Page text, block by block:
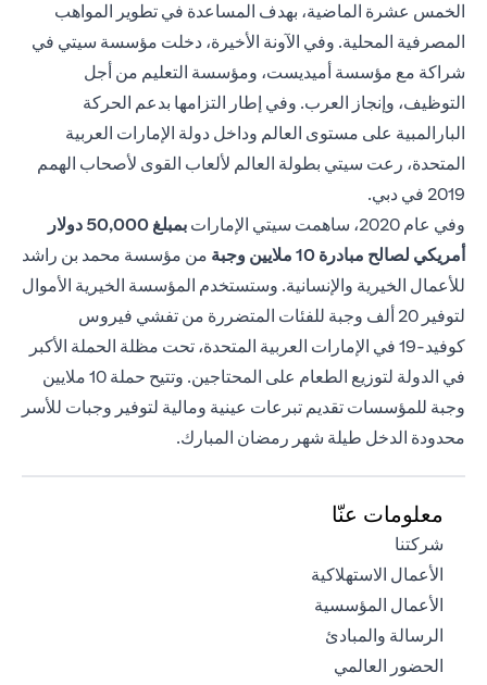
الخمس عشرة الماضية، بهدف المساعدة في تطوير المواهب
المصرفية المحلية. وفي الآونة الأخيرة، دخلت مؤسسة سيتي في
شراكة مع مؤسسة أميديست، ومؤسسة التعليم من أجل
التوظيف، وإنجاز العرب. وفي إطار التزامها بدعم الحركة
البارالمبية على مستوى العالم وداخل دولة الإمارات العربية
المتحدة، رعت سيتي بطولة العالم لألعاب القوى لأصحاب الهمم
2019 في دبي.
وفي عام 2020، ساهمت سيتي الإمارات
بمبلغ 50,000
دولار
أمريكي لصالح مبادرة 10 ملايين وجبة
من مؤسسة محمد بن راشد
للأعمال الخيرية والإنسانية. وستستخدم المؤسسة الخيرية الأموال
لتوفير 20 ألف وجبة للفئات المتضررة من تفشي فيروس
كوفيد-19 في الإمارات العربية المتحدة، تحت مظلة الحملة الأكبر
في الدولة لتوزيع الطعام على المحتاجين. وتتيح حملة 10 ملايين
وجبة للمؤسسات تقديم تبرعات عينية ومالية لتوفير وجبات للأسر
محدودة الدخل طيلة شهر رمضان المبارك.
معلومات عنّا
شركتنا
الأعمال الاستهلاكية
الأعمال المؤسسية
الرسالة والمبادئ
الحضور العالمي